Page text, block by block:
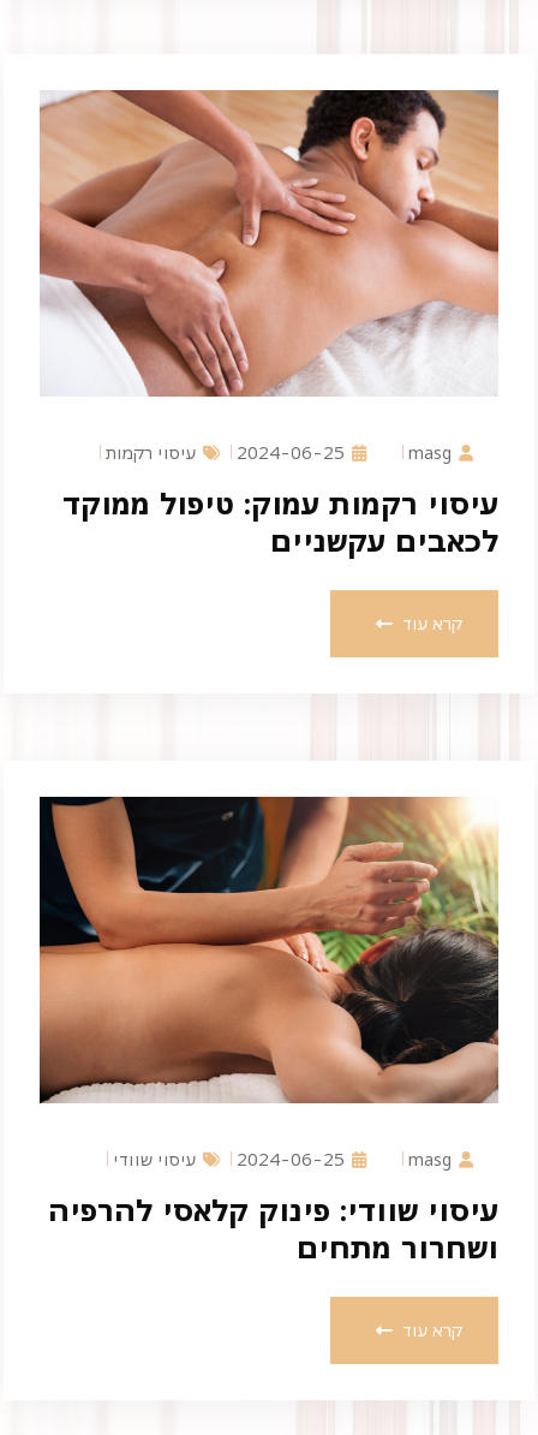
masg
2024-06-25 עיסוי רקמות
עיסוי רקמות עמוק: טיפול ממוקד
לכאבים עקשניים
קרא עוד
masg
2024-06-25 עיסוי שוודי
עיסוי שוודי: פינוק קלאסי להרפיה
ושחרור מתחים
קרא עוד